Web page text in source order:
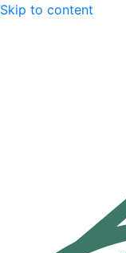
Skip to content